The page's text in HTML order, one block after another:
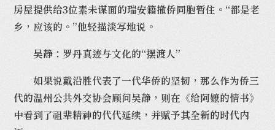
房屋提供给3位素未谋面的瑞安籍撤侨同胞暂住。“都是老
乡，应该的。”他轻描淡写地说。
吴静：罗丹真迹与文化的“摆渡人”
如果说戴沿胜代表了一代华侨的坚韧，那么作为侨三
代的温州公共外交协会顾问吴静，则在《给阿嬷的情书》
中看到了祖辈精神的代代延续，并赋予其全新的时代内